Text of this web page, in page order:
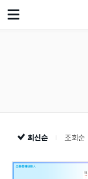
최신순 조회순